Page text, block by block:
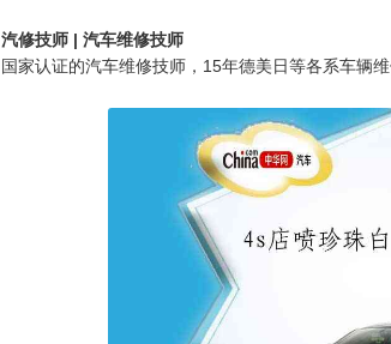
汽修技师 | 汽车维修技师